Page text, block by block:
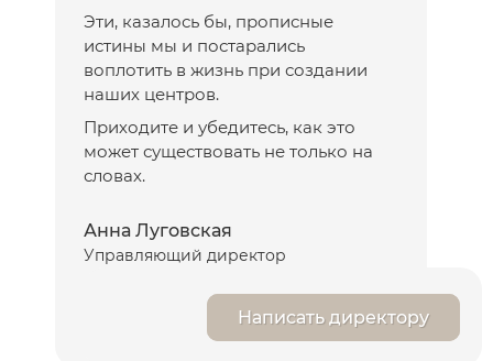
Эти, казалось бы, прописные
истины мы и постарались
воплотить в жизнь при создании
наших центров.
Приходите и убедитесь, как это
может существовать не только на
словах.
Анна Луговская
Управляющий директор
Написать директору